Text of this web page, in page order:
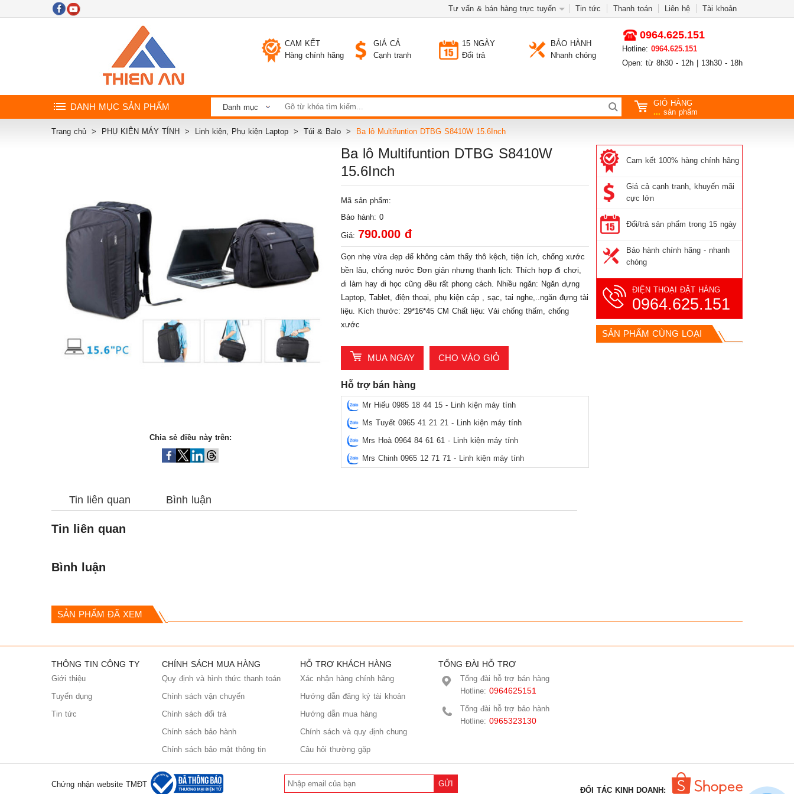
Tư vấn & bán hàng trực tuyến Tin tức Thanh toán Liên hệ Tài khoản
CAM KẾT
Hàng chính hãng
GIÁ CẢ
Cạnh tranh
15 NGÀY
Đổi trả
BẢO HÀNH
Nhanh chóng
0964.625.151
Hotline: 0964.625.151
Open: từ 8h30 - 12h | 13h30 - 18h
DANH MỤC SẢN PHẨM Danh mục
GIỎ HÀNG
... sản phẩm
Trang chủ PHỤ KIỆN MÁY TÍNH Linh kiện, Phụ kiện Laptop Túi & Balo Ba lô Multifuntion DTBG S8410W 15.6Inch
Chia sẻ điều này trên:
Ba lô Multifuntion DTBG S8410W
15.6Inch
Mã sản phẩm:
Bảo hành: 0
Giá: 790.000 đ
Gọn nhẹ vừa đẹp để không cảm thấy thô kệch, tiện ích, chống xước
bền lâu, chống nước Đơn giản nhưng thanh lịch: Thích hợp đi chơi,
đi làm hay đi học cũng đều rất phong cách. Nhiều ngăn: Ngăn đựng
Laptop, Tablet, điện thoại, phụ kiện cáp , sạc, tai nghe,..ngăn đựng tài
liệu. Kích thước: 29*16*45 CM Chất liệu: Vải chống thấm, chống
xước
MUA NGAY CHO VÀO GIỎ
Hỗ trợ bán hàng
Mr Hiếu 0985 18 44 15 - Linh kiện máy tính
Ms Tuyết 0965 41 21 21 - Linh kiện máy tính
Mrs Hoà 0964 84 61 61 - Linh kiện máy tính
Mrs Chinh 0965 12 71 71 - Linh kiện máy tính
Tin liên quan Bình luận
Tin liên quan
Bình luận
Cam kết 100% hàng chính hãng
Giá cả cạnh tranh, khuyến mãi
cực lớn
Đổi/trả sản phẩm trong 15 ngày
Bảo hành chính hãng - nhanh
chóng
ĐIỆN THOẠI ĐẶT HÀNG
0964.625.151
SẢN PHẨM CÙNG LOẠI
SẢN PHẨM ĐÃ XEM
THÔNG TIN CÔNG TY
Giới thiệu
Tuyển dụng
Tin tức
CHÍNH SÁCH MUA HÀNG
Quy định và hình thức thanh toán
Chính sách vận chuyển
Chính sách đổi trả
Chính sách bảo hành
Chính sách bảo mật thông tin
HỖ TRỢ KHÁCH HÀNG
Xác nhận hàng chính hãng
Hướng dẫn đăng ký tài khoản
Hướng dẫn mua hàng
Chính sách và quy định chung
Câu hỏi thường gặp
TỔNG ĐÀI HỖ TRỢ
Tổng đài hỗ trợ bán hàng
Hotline:0964625151
Tổng đài hỗ trợ bảo hành
Hotline:0965323130
Chứng nhận website TMĐT GỬI
ĐỐI TÁC KINH DOANH: